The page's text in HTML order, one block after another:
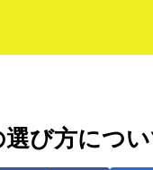
選び方につ